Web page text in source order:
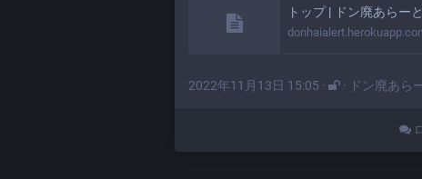
トップ | ドン廃あらーと
2022年11月13日 15:05 · · ドン廃あら